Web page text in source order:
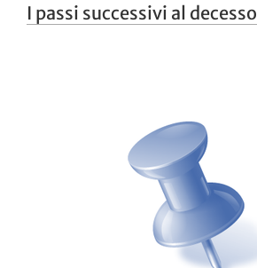
I passi successivi al decesso